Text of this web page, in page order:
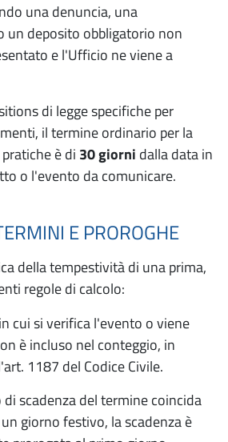
una denuncia, una
un deposito obbligatorio non
e l'Ufficio ne viene a
di legge specifiche per
il termine ordinario per la
è di 30 giorni dalla data in
o l'evento da comunicare.
E PROROGHE
della tempestività di una prima,
regole di calcolo:
cui si verifica l'evento o viene
è incluso nel conteggio, in
1187 del Codice Civile.
scadenza del termine coincida
giorno festivo, la scadenza è